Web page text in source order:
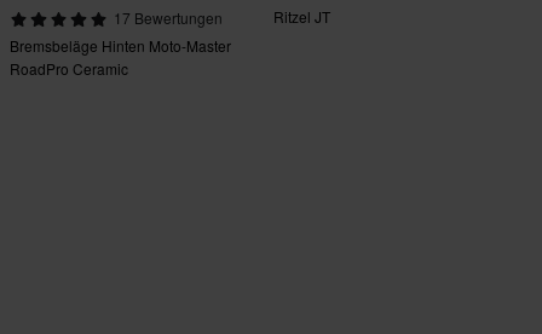
17 Bewertungen
Bremsbeläge Hinten Moto-Master
RoadPro Ceramic
Ritzel JT